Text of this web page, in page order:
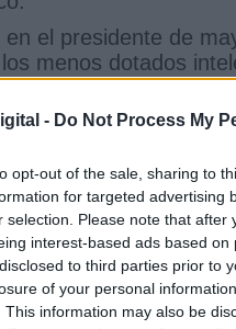
- Do Not Process My
opt-out of the sale, sharing to
for targeted advertising
selection. Please note that
interest-based ads based
to third parties prior to
of your personal
This information may also be
el presidente de
menos dotados
que se reservó
a los más ricos ya
que se habían
tocado por el
más
se codificó
a América de
de que al disponer
beneficiarían de su
la